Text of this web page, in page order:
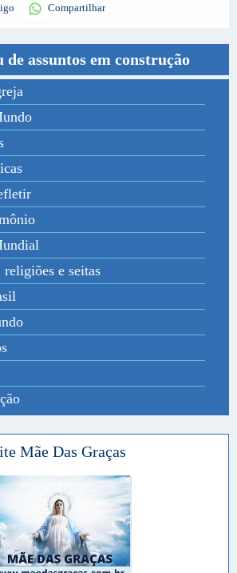
Compartilhar
de assuntos em construção
e seitas
Mãe Das Graças